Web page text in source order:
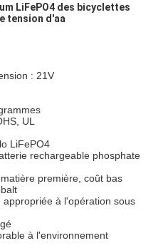
LiFePO4 des bicyclettes
tension d'aa
: 21V
UL
LiFePO4
rechargeable phosphate
première, coût bas
à l'opération sous
à l'environnement